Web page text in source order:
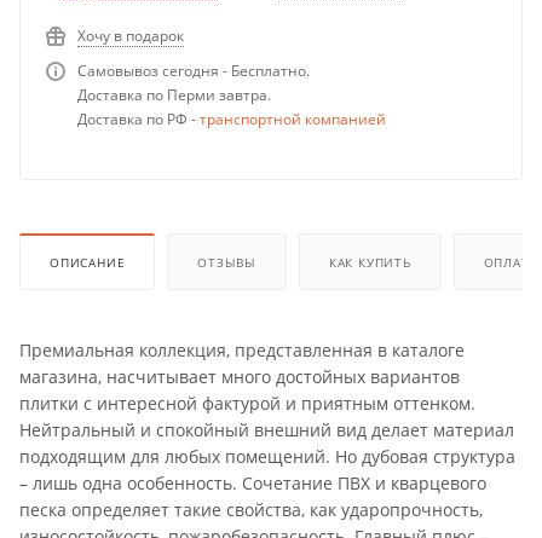
Хочу в подарок
Самовывоз сегодня - Бесплатно.
Доставка по Перми завтра.
Доставка по РФ -транспортной компанией
ОПИСАНИЕ ОТЗЫВЫ КАК КУПИТЬ ОПЛАТА
Премиальная коллекция, представленная в каталоге
магазина, насчитывает много достойных вариантов
плитки с интересной фактурой и приятным оттенком.
Нейтральный и спокойный внешний вид делает материал
подходящим для любых помещений. Но дубовая структура
– лишь одна особенность. Сочетание ПВХ и кварцевого
песка определяет такие свойства, как ударопрочность,